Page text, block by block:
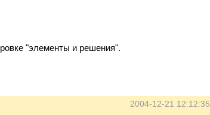
"элементы и решения".
2004-12-21 12:12:35